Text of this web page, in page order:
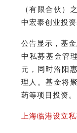
（有限合伙）
中宏泰创业投
公告显示，基
中私募基金管
元，同时洛阳
理人。基金将
药等项目投资。
上海临港设立